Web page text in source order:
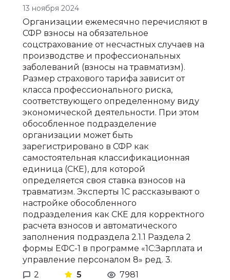
13 ноября 2024
Организации ежемесячно перечисляют в
СФР взносы на обязательное
соцстрахование от несчастных случаев на
производстве и профессиональных
заболеваний (взносы на травматизм).
Размер страхового тарифа зависит от
класса профессионального риска,
соответствующего определенному виду
экономической деятельности. При этом
обособленное подразделение
организации может быть
зарегистрировано в СФР как
самостоятельная классификационная
единица (СКЕ), для которой
определяется своя ставка взносов на
травматизм. Эксперты 1С рассказывают о
настройке обособленного
подразделения как СКЕ для корректного
расчета взносов и автоматического
заполнения подраздела 2.1.1 Раздела 2
формы ЕФС-1 в программе «1С:Зарплата и
управление персоналом 8» ред. 3.
2
5 7981